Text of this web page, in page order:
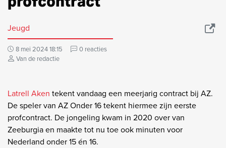
Jeugd
8 mei 2024 18:15
0 reacties
Van de redactie
Latrell Aken tekent vandaag een meerjarig contract bij AZ.
De speler van AZ Onder 16 tekent hiermee zijn eerste
profcontract. De jongeling kwam in 2020 over van
Zeeburgia en maakte tot nu toe ook minuten voor
Nederland onder 15 én 16.